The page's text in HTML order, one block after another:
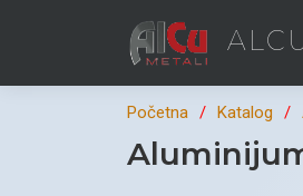
Početna Katalog